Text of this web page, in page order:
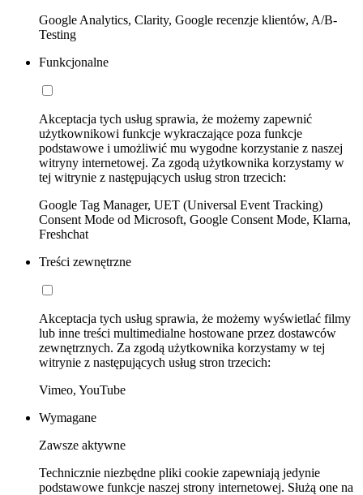
Google Analytics, Clarity, Google recenzje klientów, A/B-
Testing
Funkcjonalne
Akceptacja tych usług sprawia, że możemy zapewnić
użytkownikowi funkcje wykraczające poza funkcje
podstawowe i umożliwić mu wygodne korzystanie z naszej
witryny internetowej. Za zgodą użytkownika korzystamy w
tej witrynie z następujących usług stron trzecich:
Google Tag Manager, UET (Universal Event Tracking)
Consent Mode od Microsoft, Google Consent Mode, Klarna,
Freshchat
Treści zewnętrzne
Akceptacja tych usług sprawia, że możemy wyświetlać filmy
lub inne treści multimedialne hostowane przez dostawców
zewnętrznych. Za zgodą użytkownika korzystamy w tej
witrynie z następujących usług stron trzecich:
Vimeo, YouTube
Wymagane
Zawsze aktywne
Technicznie niezbędne pliki cookie zapewniają jedynie
podstawowe funkcje naszej strony internetowej. Służą one na